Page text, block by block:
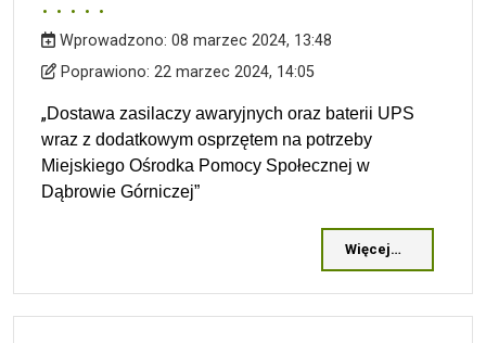
Wprowadzono
Wprowadzono: 08 marzec 2024, 13:48
Poprawiono
Poprawiono: 22 marzec 2024, 14:05
„Dostawa zasilaczy awaryjnych oraz baterii UPS
wraz z dodatkowym osprzętem na potrzeby
Miejskiego Ośrodka Pomocy Społecznej w
Dąbrowie Górniczej”
Więcej…